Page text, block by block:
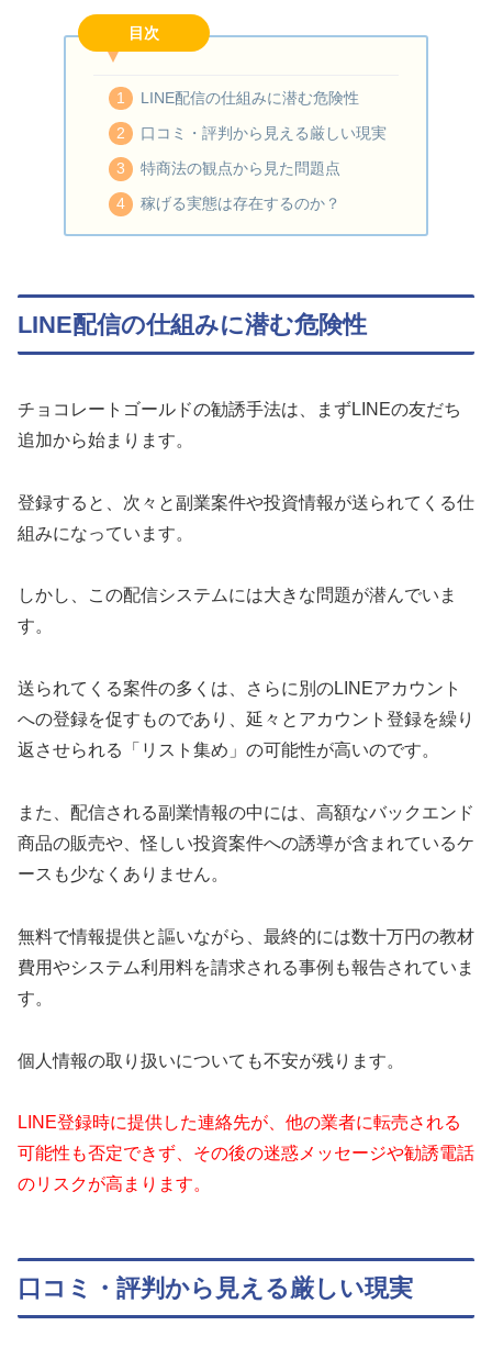
目次
LINE配信の仕組みに潜む危険性
口コミ・評判から見える厳しい現実
特商法の観点から見た問題点
稼げる実態は存在するのか？
LINE配信の仕組みに潜む危険性
チョコレートゴールドの勧誘手法は、まずLINEの友だち
追加から始まります。
登録すると、次々と副業案件や投資情報が送られてくる仕
組みになっています。
しかし、この配信システムには大きな問題が潜んでいま
す。
送られてくる案件の多くは、さらに別のLINEアカウント
への登録を促すものであり、延々とアカウント登録を繰り
返させられる「リスト集め」の可能性が高いのです。
また、配信される副業情報の中には、高額なバックエンド
商品の販売や、怪しい投資案件への誘導が含まれているケ
ースも少なくありません。
無料で情報提供と謳いながら、最終的には数十万円の教材
費用やシステム利用料を請求される事例も報告されていま
す。
個人情報の取り扱いについても不安が残ります。
LINE登録時に提供した連絡先が、他の業者に転売される
可能性も否定できず、その後の迷惑メッセージや勧誘電話
のリスクが高まります。
口コミ・評判から見える厳しい現実